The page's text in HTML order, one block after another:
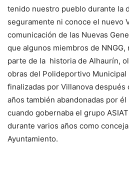
tenido nuestro pueblo durante la
seguramente ni conoce el nuevo
comunicación de las Nuevas
que algunos miembros de
parte de la historia de Alhaurín,
obras del Polideportivo Municipal
finalizadas por Villanova después
años también abandonadas por
cuando gobernaba el grupo
durante varios años como
Ayuntamiento.